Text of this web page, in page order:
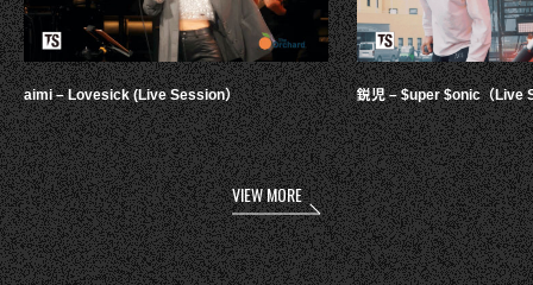
aimi – Lovesick (Live Session） 鋭児 – $uper $onic（Live
VIEW MORE